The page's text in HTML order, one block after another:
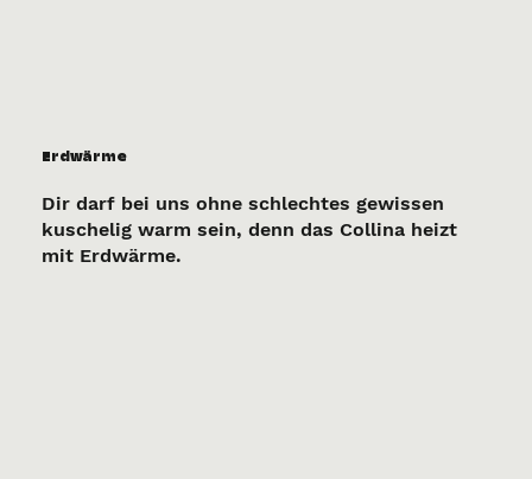
Dir darf bei uns ohne schlechtes gewissen
kuschelig warm sein, denn das Collina heizt
mit Erdwärme.
Erdwärme